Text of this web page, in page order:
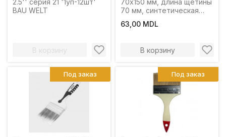
2.5'' серия 21 '1уп-12шт'
BAU WELT
В корзину
70х150 мм, длина щетины
70 мм, синтетическая
ручка
63,00 MDL
В корзину
Под заказ Под заказ